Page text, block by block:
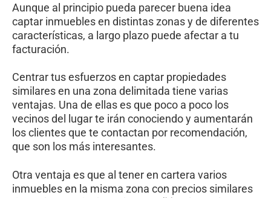
Aunque al principio pueda parecer buena idea
captar inmuebles en distintas zonas y de diferentes
características, a largo plazo puede afectar a tu
facturación.
Centrar tus esfuerzos en captar propiedades
similares en una zona delimitada tiene varias
ventajas. Una de ellas es que poco a poco los
vecinos del lugar te irán conociendo y aumentarán
los clientes que te contactan por recomendación,
que son los más interesantes.
Otra ventaja es que al tener en cartera varios
inmuebles en la misma zona con precios similares